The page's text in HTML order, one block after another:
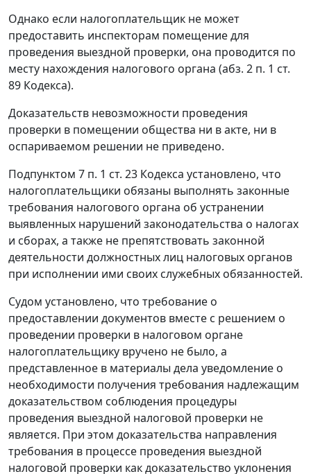
Однако если налогоплательщик не может
предоставить инспекторам помещение для
проведения выездной проверки, она проводится по
месту нахождения налогового органа (абз. 2 п. 1 ст.
89 Кодекса).
Доказательств невозможности проведения
проверки в помещении общества ни в акте, ни в
оспариваемом решении не приведено.
Подпунктом 7 п. 1 ст. 23 Кодекса установлено, что
налогоплательщики обязаны выполнять законные
требования налогового органа об устранении
выявленных нарушений законодательства о налогах
и сборах, а также не препятствовать законной
деятельности должностных лиц налоговых органов
при исполнении ими своих служебных обязанностей.
Судом установлено, что требование о
предоставлении документов вместе с решением о
проведении проверки в налоговом органе
налогоплательщику вручено не было, а
представленное в материалы дела уведомление о
необходимости получения требования надлежащим
доказательством соблюдения процедуры
проведения выездной налоговой проверки не
является. При этом доказательства направления
требования в процессе проведения выездной
налоговой проверки как доказательство уклонения